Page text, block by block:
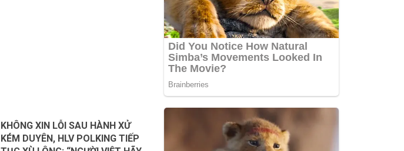
KHÔNG XIN LỖI SAU HÀNH XỬ
KÉM DUYÊN, HLV POLKING TIẾP